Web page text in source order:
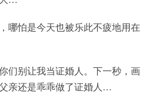
哪怕是今天也被乐此不疲地用在
们别让我当证婚人。下一秒，画
亲还是乖乖做了证婚人…